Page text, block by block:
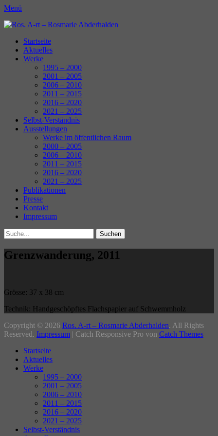
Menü
Ros. A-rt - Rosmarie Abderhalden
Erstes
Menü
Zum
Inhalt:
Startseite
Aktuelles
Werke
1995 – 2000
2001 – 2005
2006 – 2010
2011 – 2015
2016 – 2020
2021 – 2025
Selbst-Verständnis
Ausstellungen
Werke im öffentlichen Raum
2000 – 2005
2006 – 2010
2011 – 2015
2016 – 2020
2021 – 2025
Publikationen
Presse
Kontakt
Impressum
Search
Suche
für:
Grenzwanderung, 2011
Grösse: 37 x 38 cm
Technik: Handgeschöpftes Flachspapier auf Schwemmholz
Beitragsnavigation
Copyright © 2026 Ros. A-rt – Rosmarie Abderhalden. All Rights
Reserved. Impressum | Catch Responsive Pro von Catch Themes
oben
Startseite
Aktuelles
Werke
1995 – 2000
2001 – 2005
2006 – 2010
2011 – 2015
2016 – 2020
2021 – 2025
Selbst-Verständnis